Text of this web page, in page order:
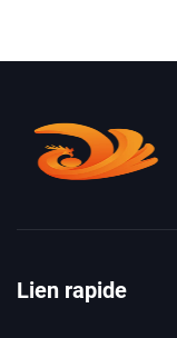
Lien rapide